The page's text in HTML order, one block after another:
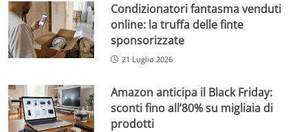
Condizionatori fantasma venduti
online: la truffa delle finte
sponsorizzate
21 Luglio 2026
Amazon anticipa il Black Friday:
sconti fino all’80% su migliaia di
prodotti